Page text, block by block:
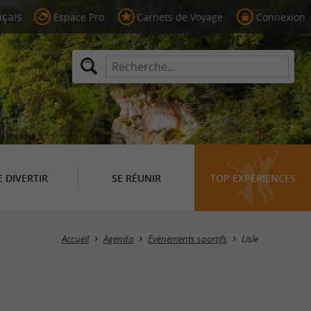
Espace Pro Carnets de Voyage Connexion
DIVERTIR SE RÉUNIR TOP EXPÉRIENCES
Masquer la carte
Accueil Agenda Evènements sportifs Lisle